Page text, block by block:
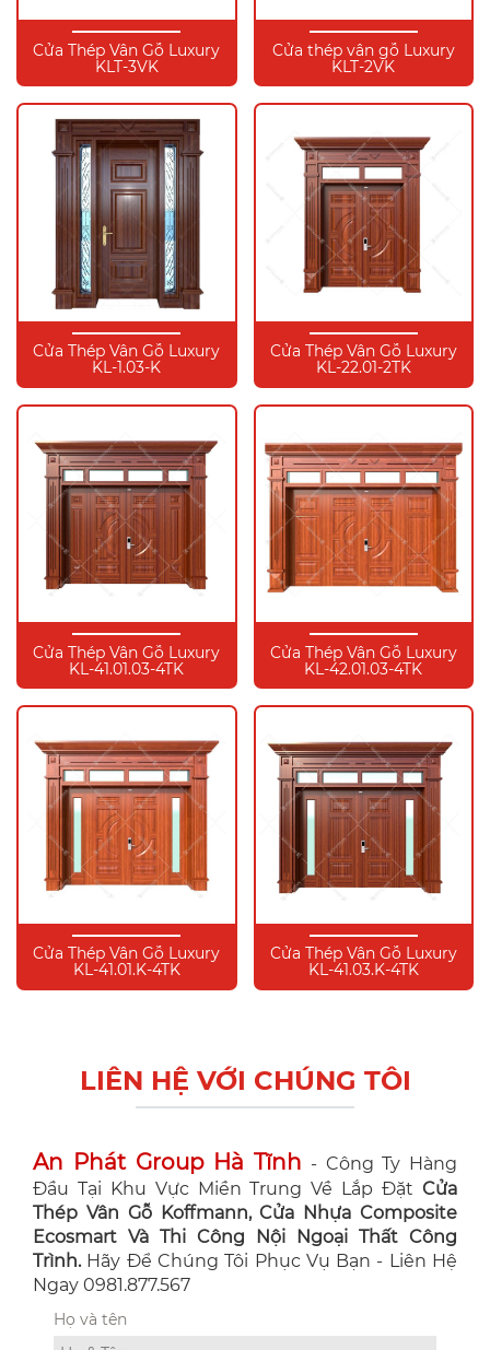
Cửa Thép Vân Gỗ Luxury
KLT-3VK
Cửa thép vân gỗ Luxury
KLT-2VK
Cửa Thép Vân Gỗ Luxury
KL-1.03-K
Cửa Thép Vân Gỗ Luxury
KL-22.01-2TK
Cửa Thép Vân Gỗ Luxury
KL-41.01.03-4TK
Cửa Thép Vân Gỗ Luxury
KL-42.01.03-4TK
Cửa Thép Vân Gỗ Luxury
KL-41.01.K-4TK
Cửa Thép Vân Gỗ Luxury
KL-41.03.K-4TK
LIÊN HỆ VỚI CHÚNG TÔI
An Phát Group Hà Tĩnh - Công Ty Hàng
Đầu Tại Khu Vực Miền Trung Về Lắp Đặt Cửa
Thép Vân Gỗ Koffmann, Cửa Nhựa Composite
Ecosmart Và Thi Công Nội Ngoại Thất Công
Trình. Hãy Để Chúng Tôi Phục Vụ Bạn - Liên Hệ
Ngay 0981.877.567
Họ và tên